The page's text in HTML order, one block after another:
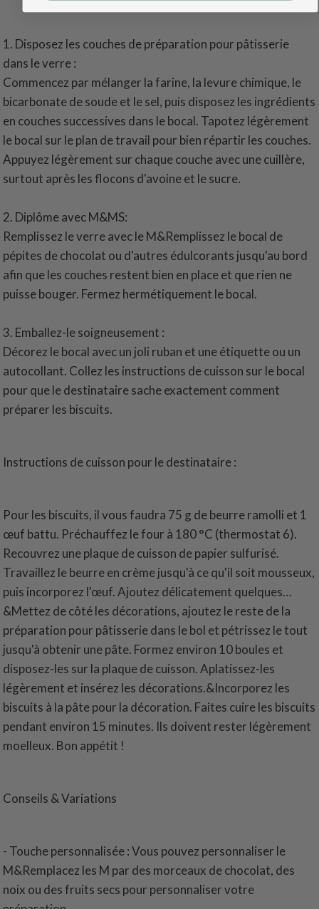
1. Disposez les couches de préparation pour pâtisserie
dans le verre :
Commencez par mélanger la farine, la levure chimique, le
bicarbonate de soude et le sel, puis disposez les ingrédients
en couches successives dans le bocal. Tapotez légèrement
le bocal sur le plan de travail pour bien répartir les couches.
Appuyez légèrement sur chaque couche avec une cuillère,
surtout après les flocons d'avoine et le sucre.
2. Diplôme avec M&MS:
Remplissez le verre avec le M&Remplissez le bocal de
pépites de chocolat ou d'autres édulcorants jusqu'au bord
afin que les couches restent bien en place et que rien ne
puisse bouger. Fermez hermétiquement le bocal.
3. Emballez-le soigneusement :
Décorez le bocal avec un joli ruban et une étiquette ou un
autocollant. Collez les instructions de cuisson sur le bocal
pour que le destinataire sache exactement comment
préparer les biscuits.
Instructions de cuisson pour le destinataire :
Pour les biscuits, il vous faudra 75 g de beurre ramolli et 1
œuf battu. Préchauffez le four à 180 °C (thermostat 6).
Recouvrez une plaque de cuisson de papier sulfurisé.
Travaillez le beurre en crème jusqu'à ce qu'il soit mousseux,
puis incorporez l'œuf. Ajoutez délicatement quelques…
&Mettez de côté les décorations, ajoutez le reste de la
préparation pour pâtisserie dans le bol et pétrissez le tout
jusqu'à obtenir une pâte. Formez environ 10 boules et
disposez-les sur la plaque de cuisson. Aplatissez-les
légèrement et insérez les décorations.&Incorporez les
biscuits à la pâte pour la décoration. Faites cuire les biscuits
pendant environ 15 minutes. Ils doivent rester légèrement
moelleux. Bon appétit !
Conseils & Variations
- Touche personnalisée : Vous pouvez personnaliser le
M&Remplacez les M par des morceaux de chocolat, des
noix ou des fruits secs pour personnaliser votre